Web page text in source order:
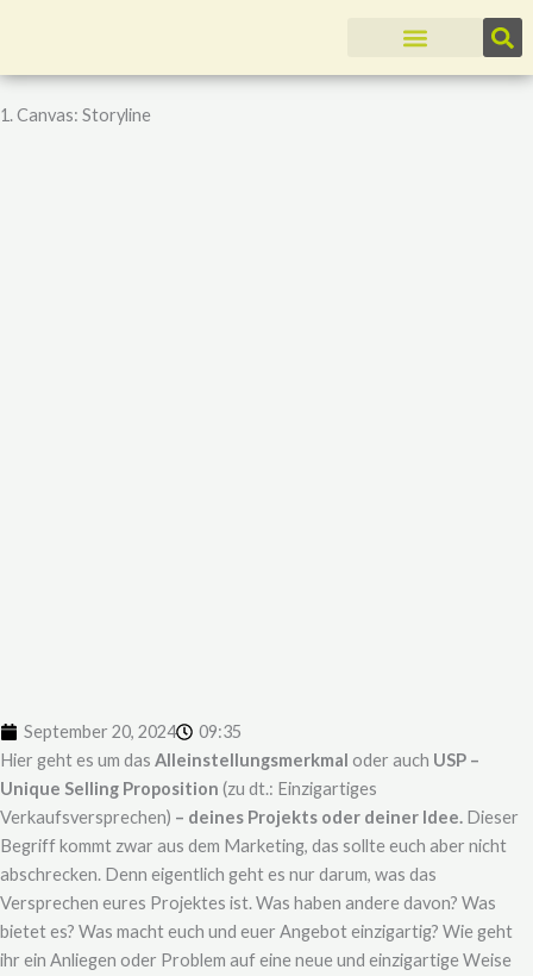
1. Canvas: Storyline
September 20, 2024
09:35
Hier geht es um das Alleinstellungsmerkmal oder auch USP –
Unique Selling Proposition (zu dt.: Einzigartiges
Verkaufsversprechen) – deines Projekts oder deiner Idee. Dieser
Begriff kommt zwar aus dem Marketing, das sollte euch aber nicht
abschrecken. Denn eigentlich geht es nur darum, was das
Versprechen eures Projektes ist. Was haben andere davon? Was
bietet es? Was macht euch und euer Angebot einzigartig? Wie geht
ihr ein Anliegen oder Problem auf eine neue und einzigartige Weise